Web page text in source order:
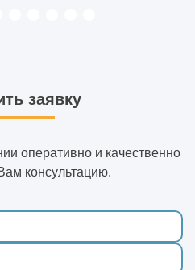
заявку
оперативно и качественно
консультацию.